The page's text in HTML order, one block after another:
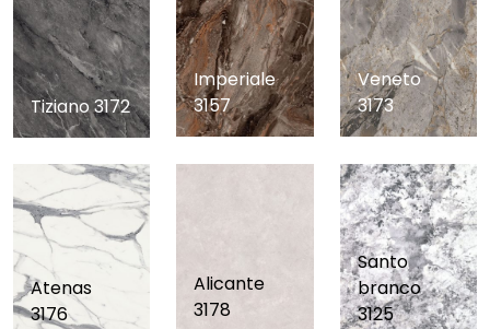
Tiziano 3172
Imperiale
3157
Veneto
3173
Atenas
3176
Alicante
3178
Santo
branco
3125